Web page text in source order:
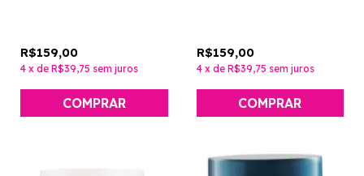
R$159,00
4 x de R$39,75 sem juros
R$159,00
4 x de R$39,75 sem juros